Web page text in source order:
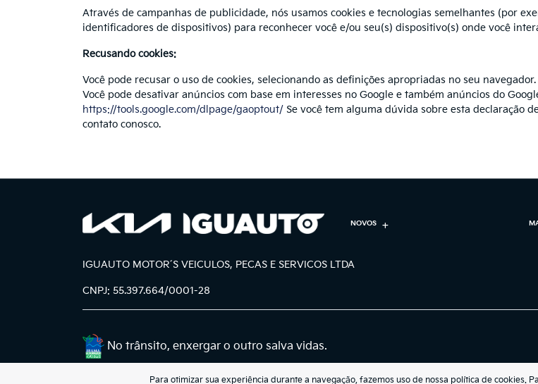
Através de campanhas de publicidade, nós usamos cookies e tecnologias semelhantes (por
identificadores de dispositivos) para reconhecer você e/ou seu(s) dispositivo(s) onde você
Recusando cookies:
Você pode recusar o uso de cookies, selecionando as definições apropriadas no seu navegador.
Você pode desativar anúncios com base em interesses no Google e também anúncios do
https://tools.google.com/dlpage/gaoptout/ Se você tem alguma dúvida sobre esta declaração
contato conosco.
NOVOS
IGUAUTO MOTOR´S VEICULOS, PECAS E SERVICOS LTDA
CNPJ: 55.397.664/0001-28
No trânsito, enxergar o outro salva vidas.
Para otimizar sua experiência durante a navegação, fazemos uso de nossa política de cookies.